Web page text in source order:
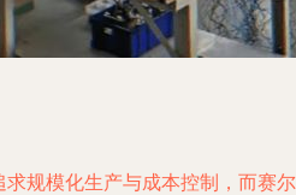
规模化生产与成本控制，而赛